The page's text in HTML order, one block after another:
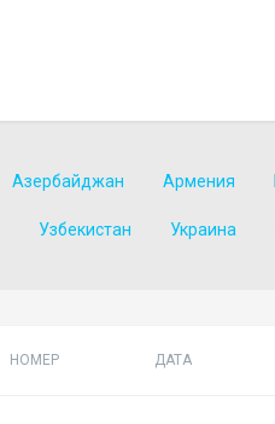
Азербайджан Армения
Узбекистан Украина
НОМЕР ДАТА